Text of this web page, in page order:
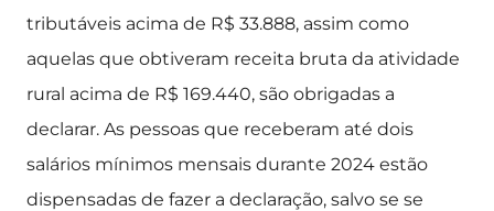
tributáveis acima de R$ 33.888, assim como
aquelas que obtiveram receita bruta da atividade
rural acima de R$ 169.440, são obrigadas a
declarar. As pessoas que receberam até dois
salários mínimos mensais durante 2024 estão
dispensadas de fazer a declaração, salvo se se